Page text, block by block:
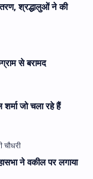
श्रद्धालुओं ने की
से बरामद
जो चला रहे हैं
ने वकील पर लगाया